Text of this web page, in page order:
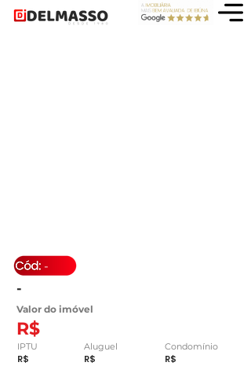
-
Valor do imóvel
R$
-
IPTU
R$
Aluguel Condomínio
R$ R$